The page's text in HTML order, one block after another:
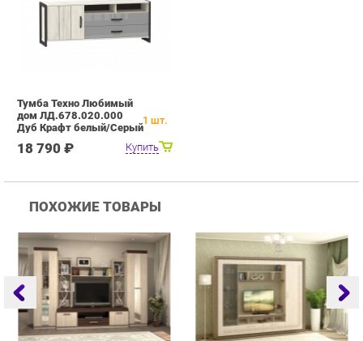
Купить
дом ЛД.678.020.000
Дуб Крафт белый/Серый
18 790 ₽
1шт.
Купить
Гостиная Стиль
Атлантида-2 Венге-дуб
Белфорд
25 223 ₽ Купить
Симфония 7.10
55 482 ₽
info@drawing-room.ru +7 (903) 000-00-00